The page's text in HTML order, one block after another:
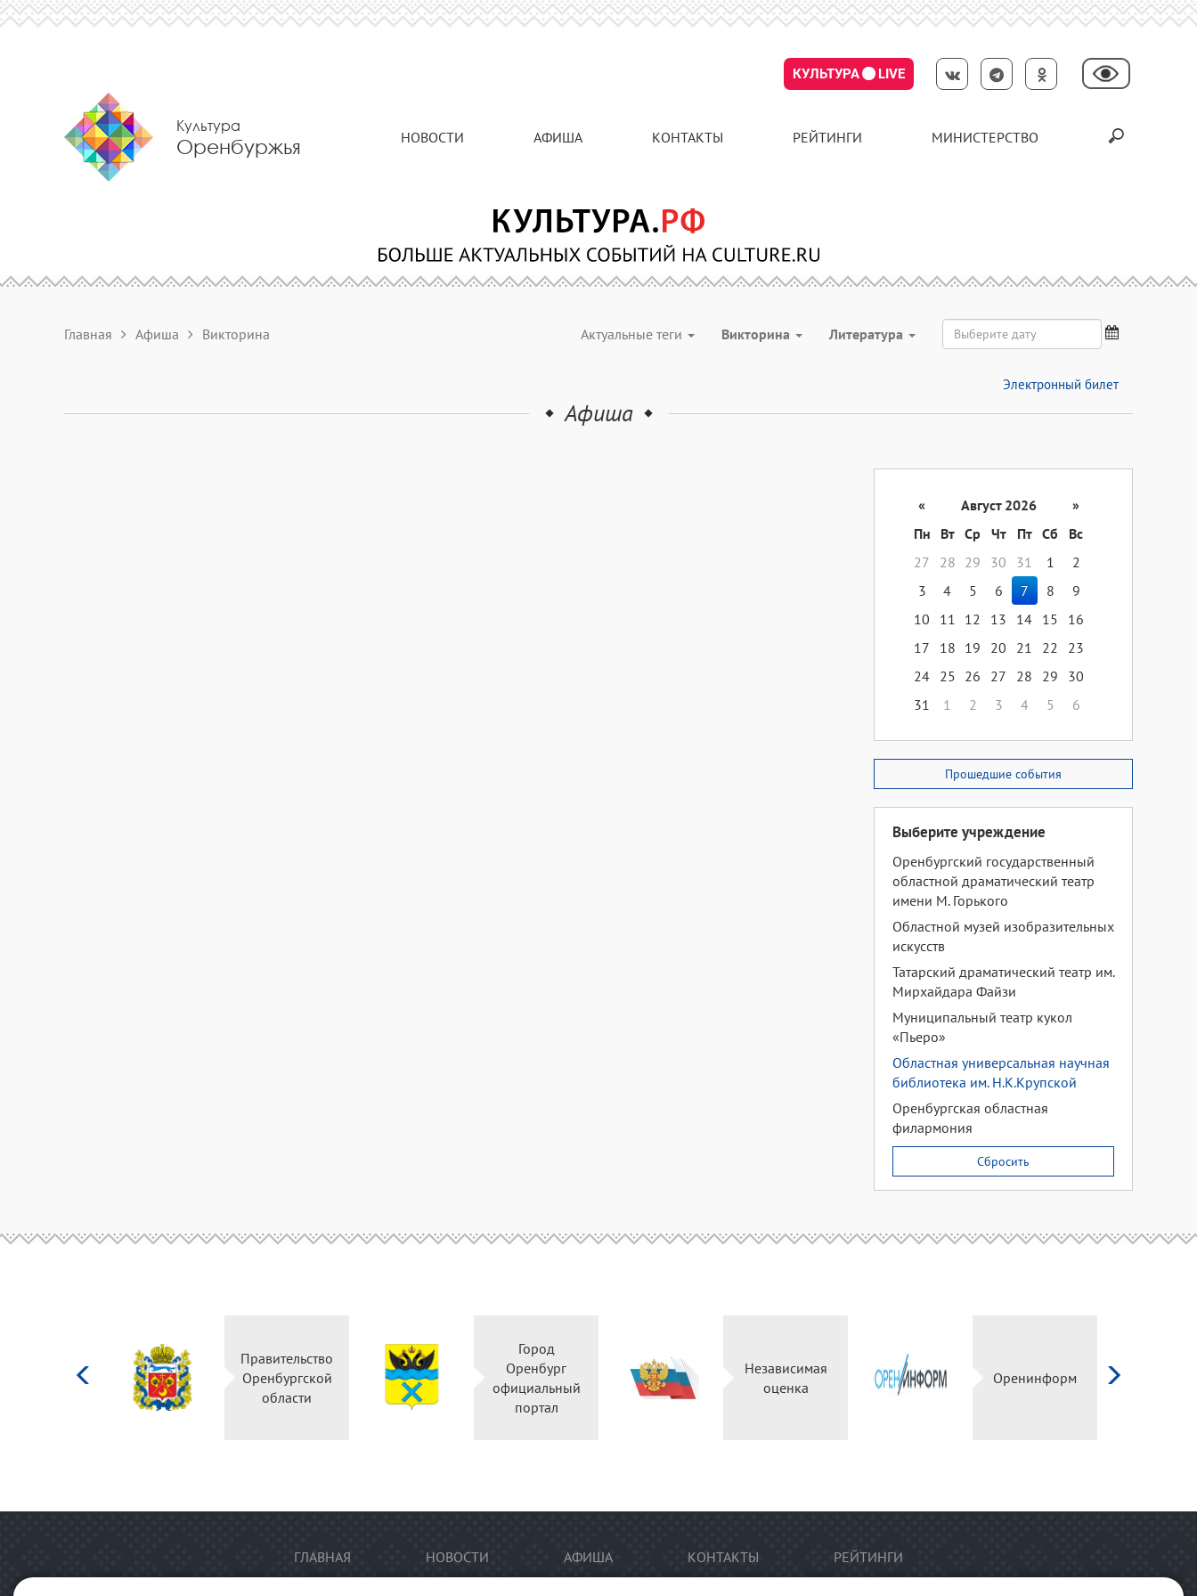
КУЛЬТУРА LIVE
Культура
Оренбуржья НОВОСТИ АФИША КОНТАКТЫ РЕЙТИНГИ МИНИСТЕРСТВО
Главная Афиша Викторина Актуальные теги Викторина Литература
Электронный билет
Афиша
« Август 2026
»
Пн
Вт Ср Чт Пт Сб
Вс
27
28 29 30 31 1
2
3
4 5 6 7 8
9
10
11 12 13 14 15
16
17
18 19 20 21 22
23
24 25 26 27 28 29
30
31
1 2 3 4 5 6
Прошедшие события
Выберите учреждение
Оренбургский государственный
областной драматический театр
имени М. Горького
Областной музей изобразительных
искусств
Татарский драматический театр им.
Мирхайдара Файзи
Муниципальный театр кукол
«Пьеро»
Областная универсальная научная
библиотека им. Н.К.Крупской
Оренбургская областная
филармония
Сбросить
Правительство
Оренбургской
области
Город
Оренбург
официальный
портал
Независимая
оценка
Оренинформ
ГЛАВНАЯ НОВОСТИ АФИША КОНТАКТЫ РЕЙТИНГИ